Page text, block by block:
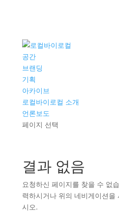
공간
브랜딩
기획
아카이브
로컬바이로컬 소개
언론보도
페이지 선택
결과 없음
요청하신 페이지를 찾을 수 없
력하시거나 위의 네비게이션을
시오.